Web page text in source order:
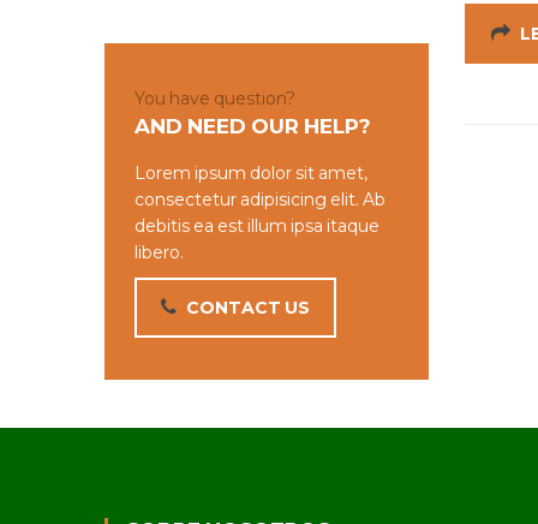
You have question?
AND NEED OUR HELP?
Lorem ipsum dolor sit amet,
consectetur adipisicing elit. Ab
debitis ea est illum ipsa itaque
libero.
CONTACT US